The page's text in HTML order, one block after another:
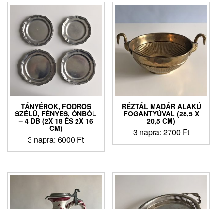
TÁNYÉROK, FODROS
SZÉLŰ, FÉNYES, ÓNBÓL
– 4 DB (2X 18 ÉS 2X 16
CM)
3 napra:6000 Ft
RÉZTÁL MADÁR ALAKÚ
FOGANTYÚVAL (28,5 X
20,5 CM)
3 napra: 2700 Ft